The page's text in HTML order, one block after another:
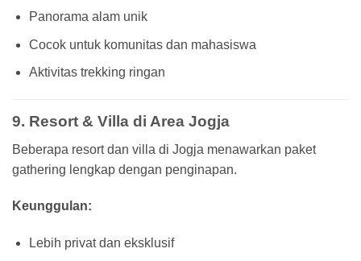
Panorama alam unik
Cocok untuk komunitas dan mahasiswa
Aktivitas trekking ringan
9. Resort & Villa di Area Jogja
Beberapa resort dan villa di Jogja menawarkan paket
gathering lengkap dengan penginapan.
Keunggulan:
Lebih privat dan eksklusif